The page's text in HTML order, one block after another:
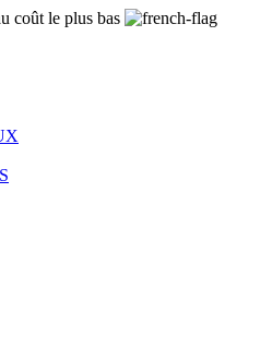
coût le plus bas